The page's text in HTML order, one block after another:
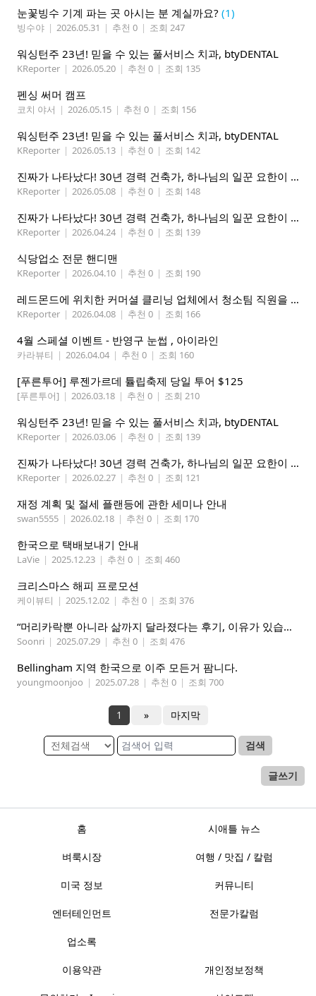
눈꽃빙수 기계 파는 곳 아시는 분 계실까요? (1)
빙수야 | 2026.05.31 | 추천 0 | 조회 247
워싱턴주 23년! 믿을 수 있는 풀서비스 치과, btyDENTAL
KReporter | 2026.05.20 | 추천 0 | 조회 135
펜싱 써머 캠프
코치 야서 | 2026.05.15 | 추천 0 | 조회 156
워싱턴주 23년! 믿을 수 있는 풀서비스 치과, btyDENTAL
KReporter | 2026.05.13 | 추천 0 | 조회 142
진짜가 나타났다! 30년 경력 건축가, 하나님의 일꾼 요한이 책임 시공합니다.
KReporter | 2026.05.08 | 추천 0 | 조회 148
진짜가 나타났다! 30년 경력 건축가, 하나님의 일꾼 요한이 책임 시공합니다.
KReporter | 2026.04.24 | 추천 0 | 조회 139
식당업소 전문 핸디맨
KReporter | 2026.04.10 | 추천 0 | 조회 190
레드몬드에 위치한 커머셜 클리닝 업체에서 청소팀 직원을 모집합니다.
KReporter | 2026.04.08 | 추천 0 | 조회 166
4월 스페셜 이벤트 - 반영구 눈썹 , 아이라인
카라뷰티 | 2026.04.04 | 추천 0 | 조회 160
[푸른투어] 루젠가르데 튤립축제 당일 투어 $125
[푸른투어] | 2026.03.18 | 추천 0 | 조회 210
워싱턴주 23년! 믿을 수 있는 풀서비스 치과, btyDENTAL
KReporter | 2026.03.06 | 추천 0 | 조회 139
진짜가 나타났다! 30년 경력 건축가, 하나님의 일꾼 요한이 책임 시공합니다.
KReporter | 2026.02.27 | 추천 0 | 조회 121
재정 계획 및 절세 플랜등에 관한 세미나 안내
swan5555 | 2026.02.18 | 추천 0 | 조회 170
한국으로 택배보내기 안내
LaVie | 2025.12.23 | 추천 0 | 조회 460
크리스마스 해피 프로모션
케이뷰티 | 2025.12.02 | 추천 0 | 조회 376
“머리카락뿐 아니라 삶까지 달라졌다는 후기, 이유가 있습니다
Soonri | 2025.07.29 | 추천 0 | 조회 476
Bellingham 지역 한국으로 이주 모든거 팜니다.
youngmoonjoo | 2025.07.28 | 추천 0 | 조회 700
1 » 마지막
검색
글쓰기
홈 시애틀 뉴스
벼룩시장 여행 / 맛집 / 칼럼
미국 정보 커뮤니티
엔터테인먼트 전문가칼럼
업소록
이용약관 개인정보정책